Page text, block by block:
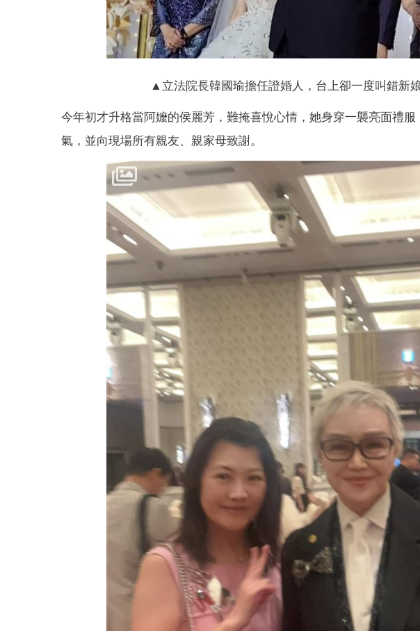
▲立法院長韓國瑜擔任證婚人，台上卻一度叫錯新
今年初才升格當阿嬤的侯麗芳，難掩喜悅心情，她身穿一襲亮面禮
氣，並向現場所有親友、親家母致謝。